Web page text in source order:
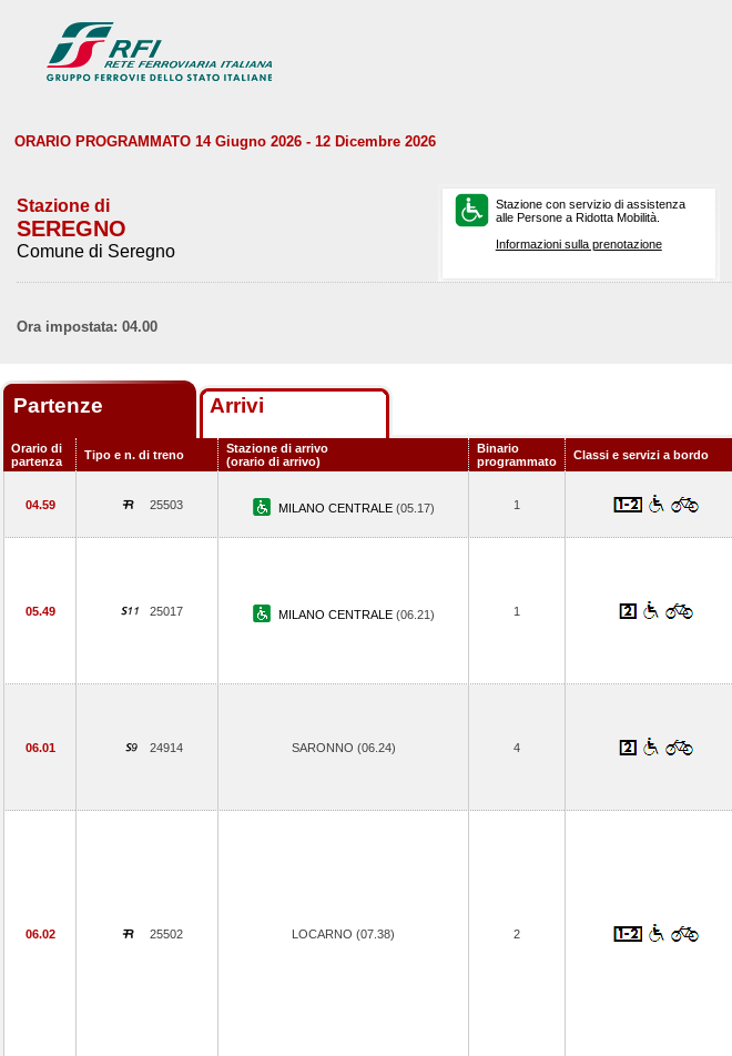
ORARIO PROGRAMMATO 14 Giugno 2026 - 12 Dicembre 2026
Stazione di
SEREGNO
Comune di Seregno
Stazione con servizio di assistenza
alle Persone a Ridotta Mobilità.
Informazioni sulla prenotazione
Ora impostata: 04.00
Partenze Arrivi
Orario di
partenza
Tipo e n. di treno
Stazione di arrivo
(orario di arrivo)
Binario
programmato
Classi e servizi a bordo
04.59 25503 MILANO CENTRALE (05.17) 1
05.49 25017 MILANO CENTRALE (06.21) 1
06.01 24914 SARONNO (06.24) 4
06.02 25502 LOCARNO (07.38) 2